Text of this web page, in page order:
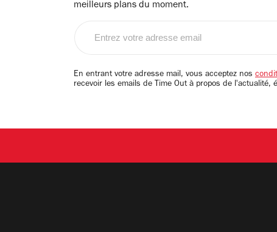
meilleurs plans du moment.
email
En entrant votre adresse mail, vous acceptez nos
recevoir les emails de Time Out à propos de